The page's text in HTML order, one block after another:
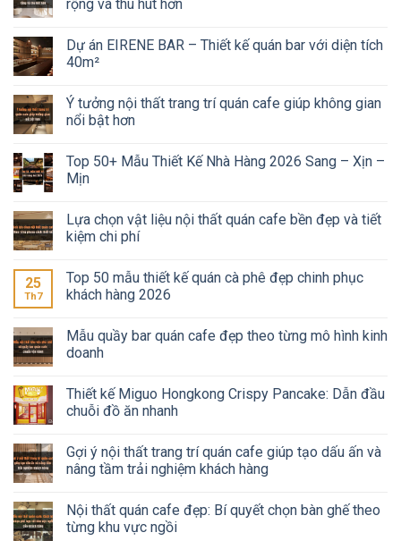
rộng và thu hút hơn
Dự án EIRENE BAR – Thiết kế quán bar với diện tích
40m²
Ý tưởng nội thất trang trí quán cafe giúp không gian
nổi bật hơn
Top 50+ Mẫu Thiết Kế Nhà Hàng 2026 Sang – Xịn –
Mịn
Lựa chọn vật liệu nội thất quán cafe bền đẹp và tiết
kiệm chi phí
25
Th7
Top 50 mẫu thiết kế quán cà phê đẹp chinh phục
khách hàng 2026
Mẫu quầy bar quán cafe đẹp theo từng mô hình kinh
doanh
Thiết kế Miguo Hongkong Crispy Pancake: Dẫn đầu
chuỗi đồ ăn nhanh
Gợi ý nội thất trang trí quán cafe giúp tạo dấu ấn và
nâng tầm trải nghiệm khách hàng
Nội thất quán cafe đẹp: Bí quyết chọn bàn ghế theo
từng khu vực ngồi